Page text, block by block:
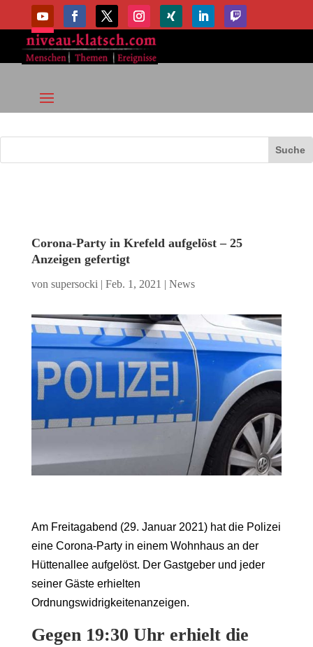
Corona-Party in Krefeld aufgelöst – 25
Anzeigen gefertigt
von supersocki | Feb. 1, 2021 | News
Am Freitagabend (29. Januar 2021) hat die Polizei
eine Corona-Party in einem Wohnhaus an der
Hüttenallee aufgelöst. Der Gastgeber und jeder
seiner Gäste erhielten
Ordnungswidrigkeitenanzeigen.
Gegen 19:30 Uhr erhielt die